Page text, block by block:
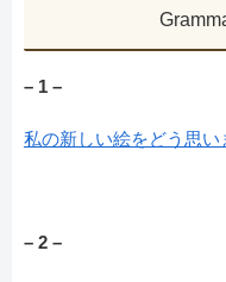
– 1 –
私の新しい絵をどう思い
– 2 –